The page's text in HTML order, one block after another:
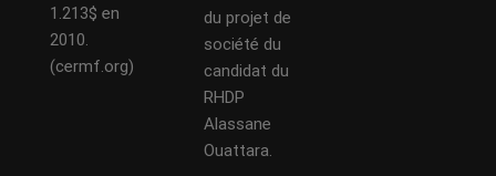
1.213$ en
2010.
(cermf.org)
du projet de
société du
candidat du
RHDP
Alassane
Ouattara.